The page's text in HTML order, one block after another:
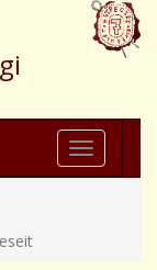
Toggle
navigation